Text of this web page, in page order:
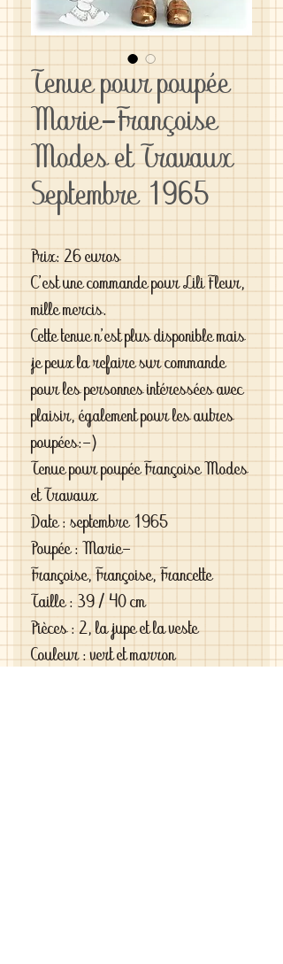
Tenue pour poupée
Marie-Françoise
Modes et Travaux
Septembre 1965
Prix: 26 euros
C'est une commande pour Lili Fleur,
mille mercis.
Cette tenue n'est plus disponible mais
je peux la refaire sur commande
pour les personnes intéressées avec
plaisir, également pour les autres
poupées:-)
Tenue pour poupée Françoise Modes
et Travaux
Date : septembre 1965
Poupée : Marie-
Françoise, Françoise, Francette
Taille : 39 / 40 cm
Pièces : 2, la jupe et la veste
Couleur : vert et marron